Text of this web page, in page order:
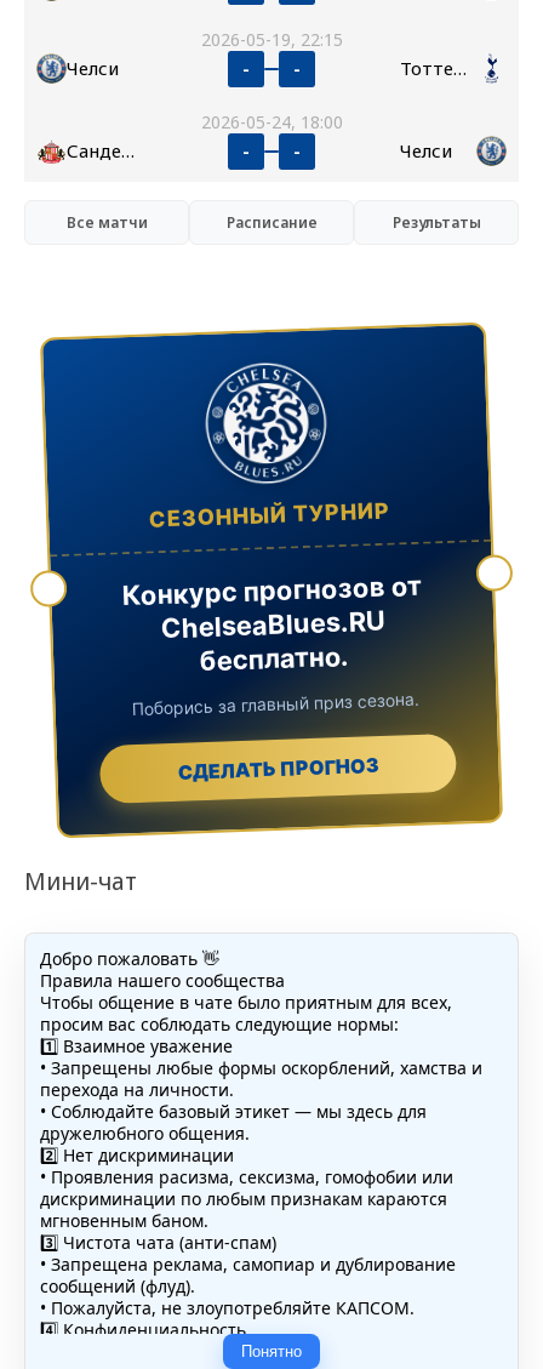
2026-05-19, 22:15
Челси - - Тоттенхэм
2026-05-24, 18:00
Сандерленд - - Челси
Все матчи Расписание Результаты
СЕЗОННЫЙ ТУРНИР
Конкурс прогнозов от
ChelseaBlues.RU
бесплатно.
Поборись за главный приз сезона.
СДЕЛАТЬ ПРОГНОЗ
Мини-чат
Добро пожаловать 👋
Правила нашего сообщества
Чтобы общение в чате было приятным для всех,
просим вас соблюдать следующие нормы:
1️⃣ Взаимное уважение
• Запрещены любые формы оскорблений, хамства и
перехода на личности.
• Соблюдайте базовый этикет — мы здесь для
дружелюбного общения.
2️⃣ Нет дискриминации
• Проявления расизма, сексизма, гомофобии или
дискриминации по любым признакам караются
мгновенным баном.
3️⃣ Чистота чата (анти-спам)
• Запрещена реклама, самопиар и дублирование
сообщений (флуд).
• Пожалуйста, не злоупотребляйте КАПСОМ.
4️⃣ Конфиденциальность
• Не публикуйте личные данные — свои или чужие
Понятно